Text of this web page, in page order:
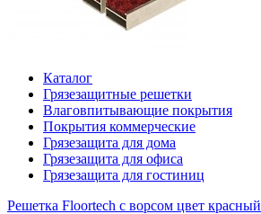
Каталог
Грязезащитные решетки
Влаговпитывающие покрытия
Покрытия коммерческие
Грязезащита для дома
Грязезащита для офиса
Грязезащита для гостиниц
Решетка Floortech с ворсом цвет красный